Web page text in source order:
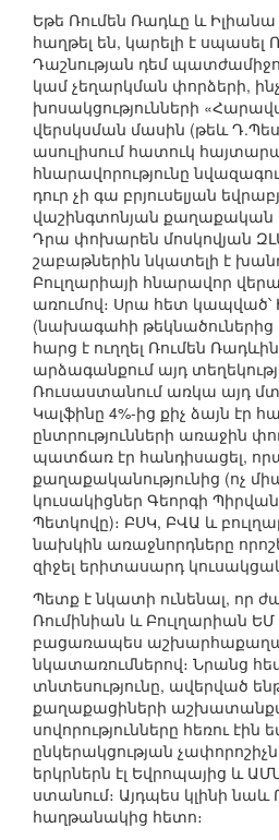
Եթե Ռումեն Ռադևը և
հաղթել են, կարելի է
Դաշնության դեմ
կամ չեղարկման փորձերի,
խոսակցությունների
վերսկսման մասին (թեև
ասուլիսում հատուկ
հնարավորությունը
դուր չի գա բրյուսելյան
վաշինգտոնյան քաղաքական
Դրա փոխարեն մոսկովյան
շաբաթներին նկատելի է
Բուլղարիայի հնարավոր
առումով։ Սրա հետ կապված՝
(նախագահի
հարց է ուղղել Ռումեն
արձագանքում այդ
Ռուսաստանում առկա այդ
Կալֆինը 4%-ից քիչ ձայն էր
ընտրությունների առաջին
պատճառ էր հանդիսացել,
քաղաքականությունից (ոչ
կուսակիցներ Գեորգի
Պետկովը)։ ԲՍԿ, ԲՎԱ և
նախկին առաջնորդները
զիջել երիտասարդ
Պետք է նկատի ունենալ, որ
Ռումինիան և Բուլղարիան
բացառապես
նկատառումներով։ Նրանց
տնտեսությունը, ավերված
քաղաքացիների
սովորությունները հեռու
ընկերակցության
երկրներն էլ Եվրոպայից և
ստանում։ Այդպես կլինի
հաղթանակից հետո։